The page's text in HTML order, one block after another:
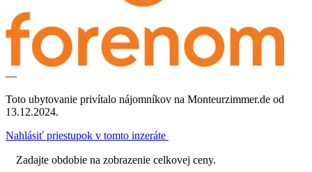
—
Toto ubytovanie privítalo nájomníkov na Monteurzimmer.de od
13.12.2024.
Nahlásiť priestupok v tomto inzeráte
Zadajte obdobie na zobrazenie celkovej ceny.